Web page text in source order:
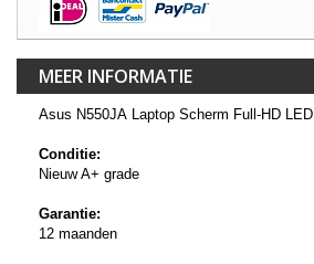
MEER INFORMATIE
Asus N550JA Laptop Scherm Full-HD LED
Conditie:
Nieuw A+ grade
Garantie:
12 maanden